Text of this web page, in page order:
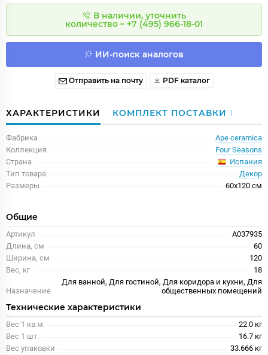
В наличии, уточнить
количество – +7 (495) 966-18-01
ИИ-поиск аналогов
Отправить на почту PDF каталог
ХАРАКТЕРИСТИКИ КОМПЛЕКТ ПОСТАВКИ 1
Фабрика
Ape ceramica
Коллекция
Four Seasons
Страна
Испания
Тип товара
Декор
Размеры
60x120 см
Общие
Артикул
A037935
Длина, см
60
Ширина, см
120
Вес, кг
18
Назначение
Для ванной, Для гостиной, Для коридора и кухни, Для
общественных помещений
Технические характеристики
Вес 1 кв.м.
22.0 кг
Вес 1 шт.
16.7 кг
Вес упаковки
33.666 кг